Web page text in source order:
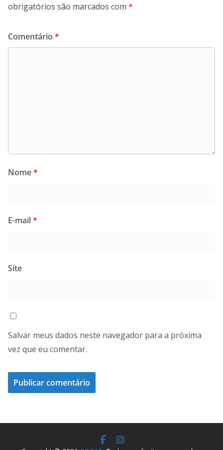
obrigatórios são marcados com *
Comentário *
Nome*
E-mail*
Site
Salvar meus dados neste navegador para a próxima
vez que eu comentar.